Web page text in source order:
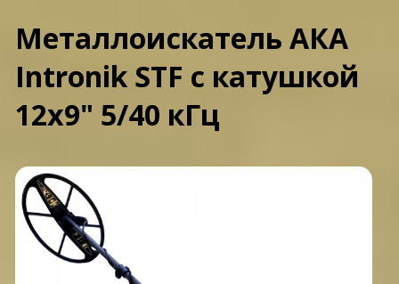
Металлоискатель АКА
Intronik STF c катушкой
12x9" 5/40 кГц